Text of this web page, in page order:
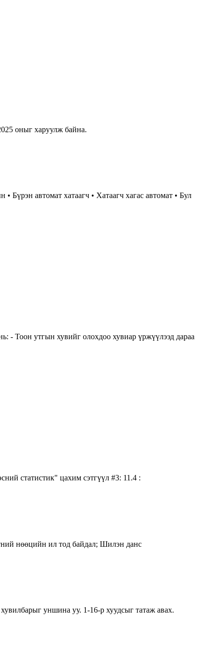
оныг харуулж байна.
автомат хатаагч • Хатаагч хагас автомат • Бул
- Тоон утгын хувийг олохдоо хувиар үржүүлээд дараа
статистик" цахим сэтгүүл #3: 11.4 :
нөөцийн ил тод байдал; Шилэн данс
уншина уу. 1-16-р хуудсыг татаж авах.